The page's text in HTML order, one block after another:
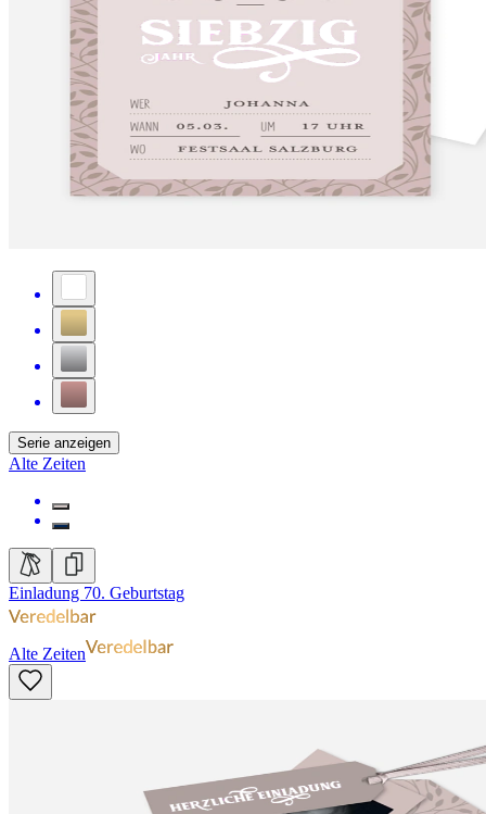
Serie anzeigen
Alte Zeiten
Einladung 70. Geburtstag
Alte Zeiten